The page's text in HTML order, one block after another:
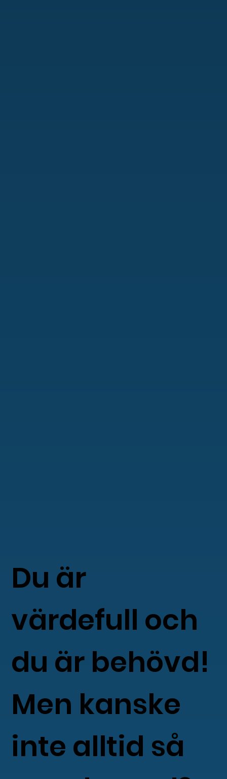
Du är
värdefull och
du är behövd!
Men kanske
inte alltid så